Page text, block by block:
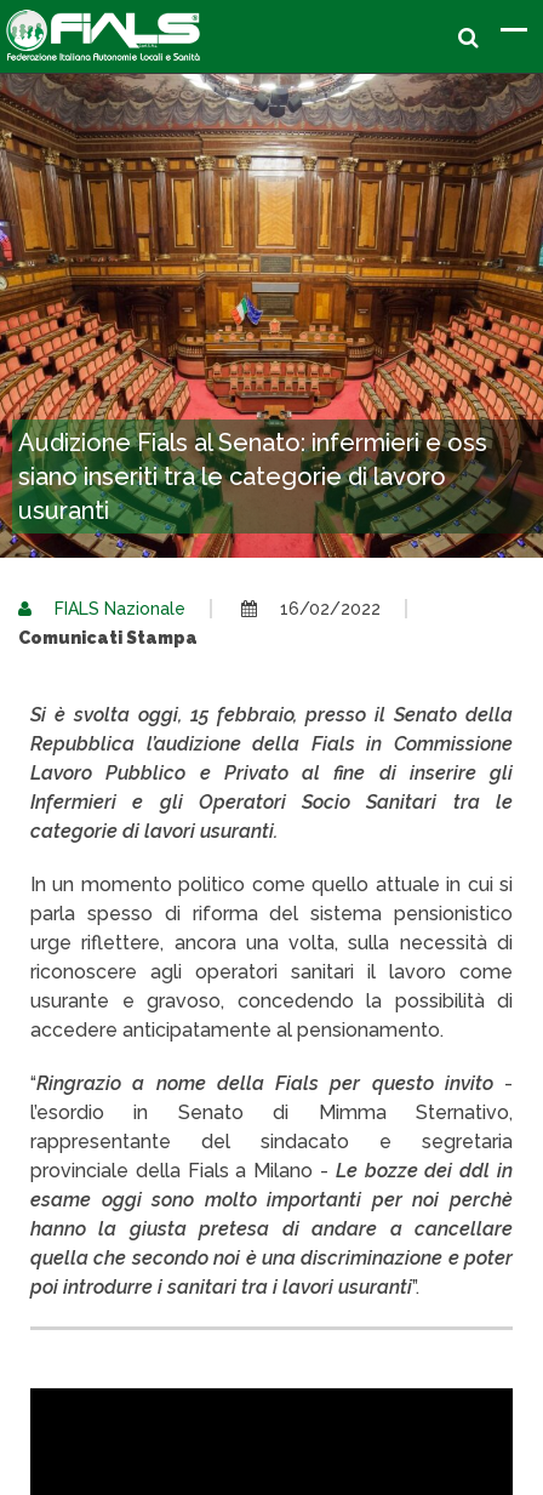
Audizione Fials al Senato: infermieri e oss
siano inseriti tra le categorie di lavoro
usuranti
FIALS Nazionale
16/02/2022
Comunicati Stampa
Si è svolta oggi, 15 febbraio, presso il Senato della
Repubblica l’audizione della Fials in Commissione
Lavoro Pubblico e Privato al fine di inserire gli
Infermieri e gli Operatori Socio Sanitari tra le
categorie di lavori usuranti.
In un momento politico come quello attuale in cui si
parla spesso di riforma del sistema pensionistico
urge riflettere, ancora una volta, sulla necessità di
riconoscere agli operatori sanitari il lavoro come
usurante e gravoso, concedendo la possibilità di
accedere anticipatamente al pensionamento.
“Ringrazio a nome della Fials per questo invito-
l’esordio in Senato di Mimma Sternativo,
rappresentante del sindacato e segretaria
provinciale della Fials a Milano - Le bozze dei ddl in
esame oggi sono molto importanti per noi perchè
hanno la giusta pretesa di andare a cancellare
quella che secondo noi è una discriminazione e poter
poi introdurre i sanitari tra i lavori usuranti”.